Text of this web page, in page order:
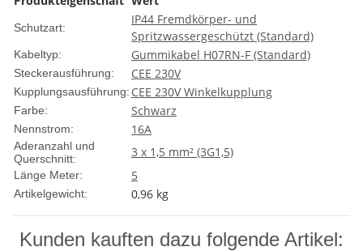
Schutzart:
IP44 Fremdkörper- und
Spritzwassergeschützt (Standard)
Kabeltyp: Gummikabel H07RN-F (Standard)
Steckerausführung: CEE 230V
Kupplungsausführung: CEE 230V Winkelkupplung
Farbe: Schwarz
Nennstrom: 16A
Aderanzahl und
Querschnitt:
3 x 1,5 mm² (3G1,5)
Länge Meter: 5
Artikelgewicht: 0,96 kg
Kunden kauften dazu folgende Artikel: